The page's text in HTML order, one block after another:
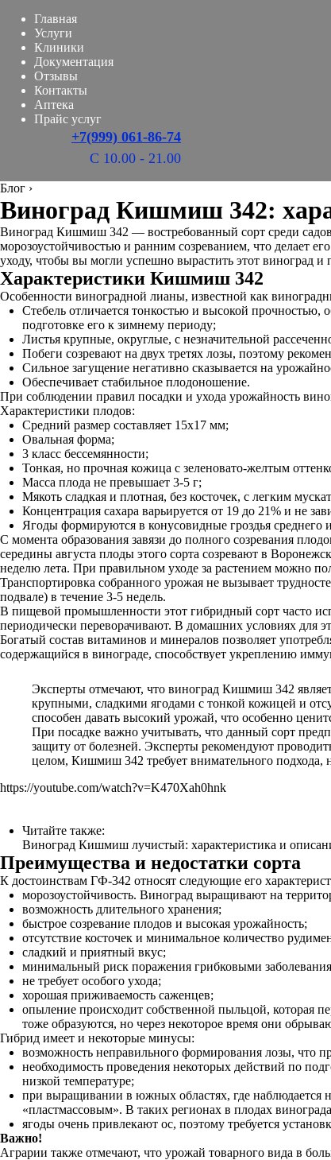
Главная
Услуги
Клиники
Документация
Отзывы
Контакты
Аптека
Прайс услуг
+7(999) 061-86-74
С 10.00 - 21.00
Блог ›
Виноград Кишмиш 342:
Виноград Кишмиш 342 — востребованный сорт среди
морозоустойчивостью и ранним созреванием, что делает
уходу, чтобы вы могли успешно вырастить этот виноград и
Характеристики Кишмиш 342
Особенности виноградной лианы, известной как
Стебель отличается тонкостью и высокой прочностью,
подготовке его к зимнему периоду;
Листья крупные, округлые, с незначительной
Побеги созревают на двух третях лозы, поэтому
Сильное загущение негативно сказывается на
Обеспечивает стабильное плодоношение.
При соблюдении правил посадки и ухода урожайность
Характеристики плодов:
Средний размер составляет 15х17 мм;
Овальная форма;
3 класс бессемянности;
Тонкая, но прочная кожица с зеленовато-желтым
Масса плода не превышает 3-5 г;
Мякоть сладкая и плотная, без косточек, с легким
Концентрация сахара варьируется от 19 до 21% и не
Ягоды формируются в конусовидные гроздья среднего
С момента образования завязи до полного созревания
середины августа плоды этого сорта созревают в
неделю лета. При правильном уходе за растением можно
Транспортировка собранного урожая не вызывает
подвале) в течение 3-5 недель.
В пищевой промышленности этот гибридный сорт часто
периодически переворачивают. В домашних условиях для
Богатый состав витаминов и минералов позволяет
содержащийся в винограде, способствует укреплению
Эксперты отмечают, что виноград Кишмиш 342
крупными, сладкими ягодами с тонкой кожицей и
способен давать высокий урожай, что особенно
При посадке важно учитывать, что данный сорт
защиту от болезней. Эксперты рекомендуют
целом, Кишмиш 342 требует внимательного подхода,
https://youtube.com/watch?v=K470Xah0hnk
Читайте также:
Виноград Кишмиш лучистый: характеристика и
Преимущества и недостатки сорта
К достоинствам ГФ-342 относят следующие его
морозоустойчивость. Виноград выращивают на
возможность длительного хранения;
быстрое созревание плодов и высокая урожайность;
отсутствие косточек и минимальное количество
сладкий и приятный вкус;
минимальный риск поражения грибковыми
не требует особого ухода;
хорошая приживаемость саженцев;
опыление происходит собственной пыльцой, которая
тоже образуются, но через некоторое время они
Гибрид имеет и некоторые минусы:
возможность неправильного формирования лозы, что
необходимость проведения некоторых действий по
низкой температуре;
при выращивании в южных областях, где наблюдается
«пластмассовым». В таких регионах в плодах
ягоды очень привлекают ос, поэтому требуется
Важно!
Аграрии также отмечают, что урожай товарного вида в